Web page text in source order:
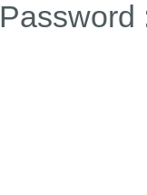
Password